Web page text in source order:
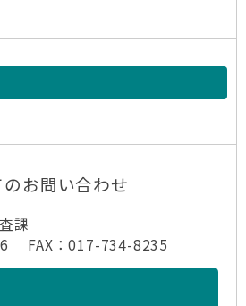
お問い合わせ
課
FAX：017-734-8235